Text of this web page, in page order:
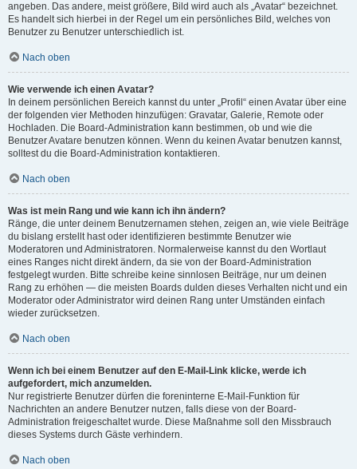
angeben. Das andere, meist größere, Bild wird auch als „Avatar“ bezeichnet.
Es handelt sich hierbei in der Regel um ein persönliches Bild, welches von
Benutzer zu Benutzer unterschiedlich ist.
Nach oben
Wie verwende ich einen Avatar?
In deinem persönlichen Bereich kannst du unter „Profil“ einen Avatar über eine
der folgenden vier Methoden hinzufügen: Gravatar, Galerie, Remote oder
Hochladen. Die Board-Administration kann bestimmen, ob und wie die
Benutzer Avatare benutzen können. Wenn du keinen Avatar benutzen kannst,
solltest du die Board-Administration kontaktieren.
Nach oben
Was ist mein Rang und wie kann ich ihn ändern?
Ränge, die unter deinem Benutzernamen stehen, zeigen an, wie viele Beiträge
du bislang erstellt hast oder identifizieren bestimmte Benutzer wie
Moderatoren und Administratoren. Normalerweise kannst du den Wortlaut
eines Ranges nicht direkt ändern, da sie von der Board-Administration
festgelegt wurden. Bitte schreibe keine sinnlosen Beiträge, nur um deinen
Rang zu erhöhen — die meisten Boards dulden dieses Verhalten nicht und ein
Moderator oder Administrator wird deinen Rang unter Umständen einfach
wieder zurücksetzen.
Nach oben
Wenn ich bei einem Benutzer auf den E-Mail-Link klicke, werde ich
aufgefordert, mich anzumelden.
Nur registrierte Benutzer dürfen die foreninterne E-Mail-Funktion für
Nachrichten an andere Benutzer nutzen, falls diese von der Board-
Administration freigeschaltet wurde. Diese Maßnahme soll den Missbrauch
dieses Systems durch Gäste verhindern.
Nach oben